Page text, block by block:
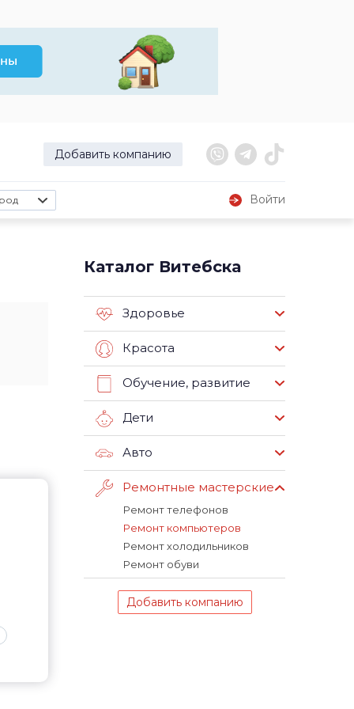
Добавить компанию
Войти
Каталог Витебска
Здоровье
Красота
Обучение, развитие
Дети
Авто
Ремонтные мастерские
Ремонт телефонов
Ремонт компьютеров
Ремонт холодильников
Ремонт обуви
Добавить компанию